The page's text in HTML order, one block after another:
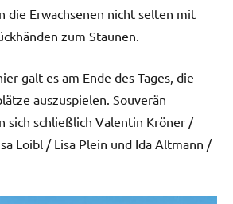
die Erwachsenen nicht selten mit
zum Staunen.
galt es am Ende des Tages, die
auszuspielen. Souverän
sich schließlich Valentin Kröner /
Loibl / Lisa Plein und Ida Altmann /